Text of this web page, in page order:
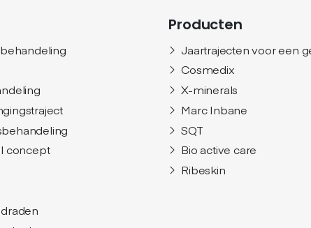
behandeling
concept
Producten
Jaartrajecten voor een
Cosmedix
X-minerals
Marc Inbane
SQT
Bio active care
Ribeskin